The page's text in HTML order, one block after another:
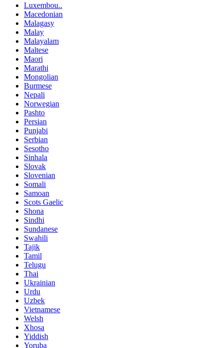
Luxembou..
Macedonian
Malagasy
Malay
Malayalam
Maltese
Maori
Marathi
Mongolian
Burmese
Nepali
Norwegian
Pashto
Persian
Punjabi
Serbian
Sesotho
Sinhala
Slovak
Slovenian
Somali
Samoan
Scots Gaelic
Shona
Sindhi
Sundanese
Swahili
Tajik
Tamil
Telugu
Thai
Ukrainian
Urdu
Uzbek
Vietnamese
Welsh
Xhosa
Yiddish
Yoruba